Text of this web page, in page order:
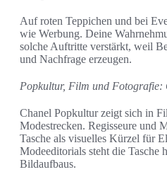
Auf roten Teppichen und bei
wie Werbung. Deine
solche Auftritte verstärkt, weil
und Nachfrage erzeugen.
Popkultur, Film und Fotografie:
Chanel Popkultur zeigt sich in
Modestrecken. Regisseure und
Tasche als visuelles Kürzel für
Modeeditorials steht die Tasche
Bildaufbaus.